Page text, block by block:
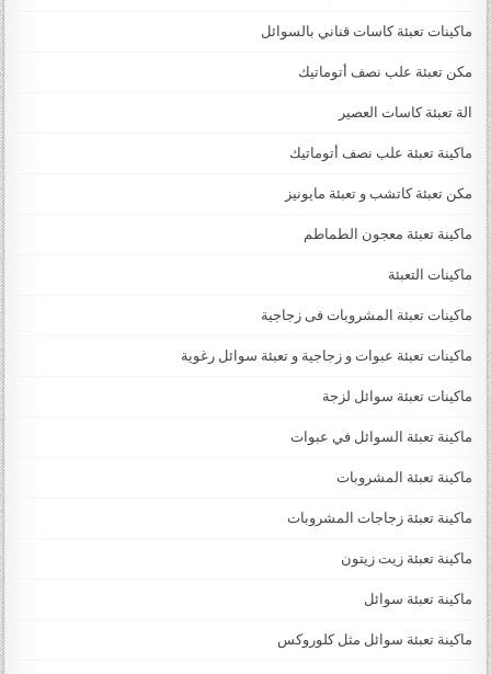
ماكينات تعبئة كاسات قناني بالسوائل
مكن تعبئة علب نصف أتوماتيك
الة تعبئة كاسات العصير
ماكينة تعبئة علب نصف أتوماتيك
مكن تعبئة كاتشب و تعبئة مايونيز
ماكينة تعبئة معجون الطماطم
ماكينات التعبئة
ماكينات تعبئة المشروبات فى زجاجية
ماكينات تعبئة عبوات و زجاجية و تعبئة سوائل رغوية
ماكينات تعبئة سوائل لزجة
‏‏‏ماكينة تعبئة السوائل في عبوات
ماكينة تعبئة المشروبات
ماكينة تعبئة زجاجات المشروبات
ماكينة تعبئة زيت زيتون
ماكينة تعبئة سوائل
ماكينة تعبئة سوائل مثل كلوروكس